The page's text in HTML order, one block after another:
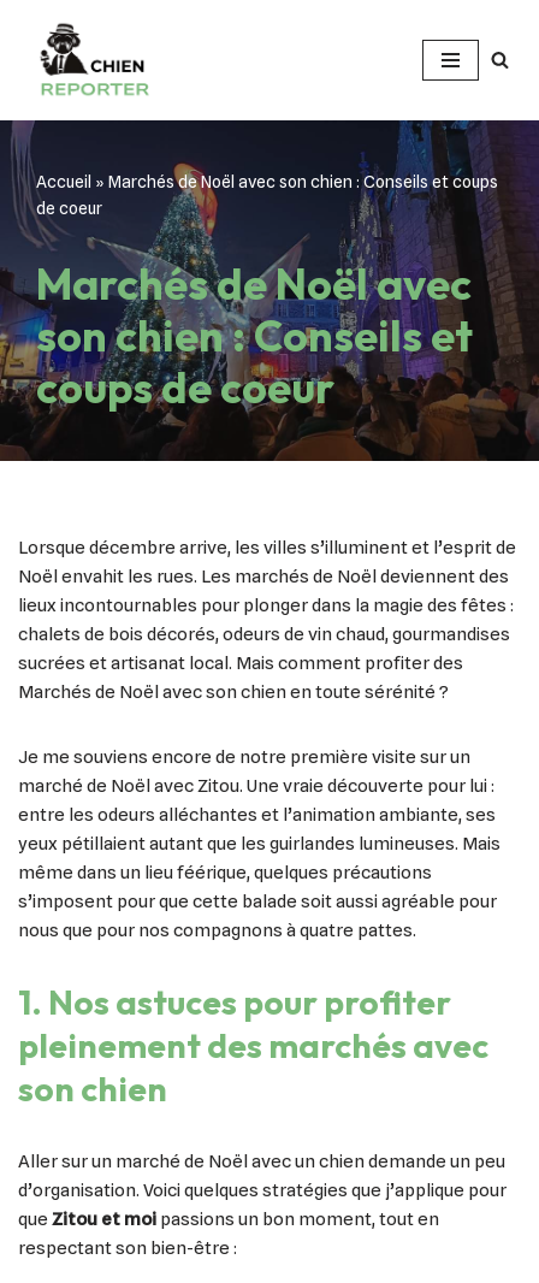
Aller
contenu
Accueil » Marchés de Noël avec son chien : Conseils et coups
de coeur
Marchés de Noël avec
son chien : Conseils et
coups de coeur
Lorsque décembre arrive, les villes s’illuminent et l’esprit de
Noël envahit les rues. Les marchés de Noël deviennent des
lieux incontournables pour plonger dans la magie des fêtes :
chalets de bois décorés, odeurs de vin chaud, gourmandises
sucrées et artisanat local. Mais comment profiter des
Marchés de Noël avec son chien en toute sérénité ?
Je me souviens encore de notre première visite sur un
marché de Noël avec Zitou. Une vraie découverte pour lui :
entre les odeurs alléchantes et l’animation ambiante, ses
yeux pétillaient autant que les guirlandes lumineuses. Mais
même dans un lieu féérique, quelques précautions
s’imposent pour que cette balade soit aussi agréable pour
nous que pour nos compagnons à quatre pattes.
1. Nos astuces pour profiter
pleinement des marchés avec
son chien
Aller sur un marché de Noël avec un chien demande un peu
d’organisation. Voici quelques stratégies que j’applique pour
que Zitou et moi passions un bon moment, tout en
respectant son bien-être :